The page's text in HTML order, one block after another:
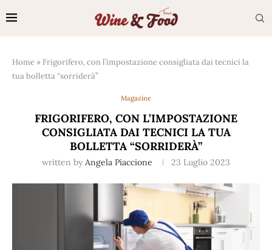
Home » Frigorifero, con l’impostazione consigliata dai tecnici la
tua bolletta “sorriderà”
Magazine
FRIGORIFERO, CON L’IMPOSTAZIONE
CONSIGLIATA DAI TECNICI LA TUA
BOLLETTA “SORRIDERÀ”
written by Angela Piaccione 23 Luglio 2023